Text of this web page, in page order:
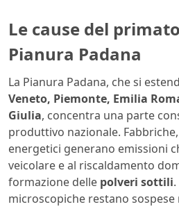
Le cause del
Pianura Padana
La Pianura Padana, che si
Veneto, Piemonte, Emilia
Giulia, concentra una parte
produttivo nazionale.
energetici generano emissioni
veicolare e al riscaldamento
formazione delle polveri sottili
microscopiche restano sospese